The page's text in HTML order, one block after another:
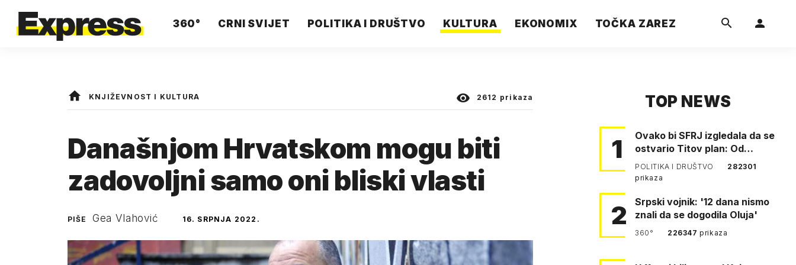
360° CRNI SVIJET POLITIKA I DRUŠTVO KULTURA EKONOMIX TOČKA ZAREZ
KNJIŽEVNOST I KULTURA 2612 prikaza
Današnjom Hrvatskom mogu biti
zadovoljni samo oni bliski vlasti
PIŠE Gea Vlahović 16. SRPNJA 2022.
TOP NEWS
1
Ovako bi SFRJ izgledala da se
ostvario Titov plan: Od
Klagenfurta do Istanbula!
POLITIKA I DRUŠTVO
282301
prikaza
2
Srpski vojnik: '12 dana nismo
znali da se dogodila Oluja'
360° 226347prikaza